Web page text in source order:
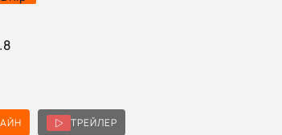
ТРЕЙЛЕР